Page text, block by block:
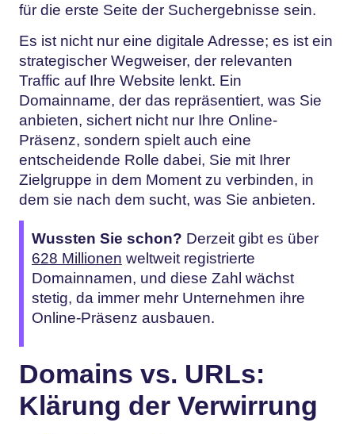
für die erste Seite der Suchergebnisse sein.
Es ist nicht nur eine digitale Adresse; es ist ein
strategischer Wegweiser, der relevanten
Traffic auf Ihre Website lenkt. Ein
Domainname, der das repräsentiert, was Sie
anbieten, sichert nicht nur Ihre Online-
Präsenz, sondern spielt auch eine
entscheidende Rolle dabei, Sie mit Ihrer
Zielgruppe in dem Moment zu verbinden, in
dem sie nach dem sucht, was Sie anbieten.
Wussten Sie schon? Derzeit gibt es über
628 Millionen weltweit registrierte
Domainnamen, und diese Zahl wächst
stetig, da immer mehr Unternehmen ihre
Online-Präsenz ausbauen.
Domains vs. URLs:
Klärung der Verwirrung